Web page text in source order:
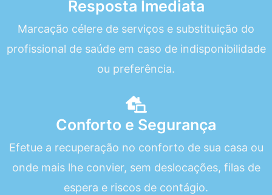
Resposta Imediata
Marcação célere de serviços e substituição do
profissional de saúde em caso de indisponibilidade
ou preferência.
Conforto e Segurança
Efetue a recuperação no conforto de sua casa ou
onde mais lhe convier, sem deslocações, filas de
espera e riscos de contágio.